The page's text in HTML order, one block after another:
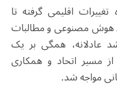
اقلیمی گرفته تا
هوش مصنوعی و مطالبات
عادلانه، همگی بر یک
مسیر اتحاد و همکاری
مواجه شد.